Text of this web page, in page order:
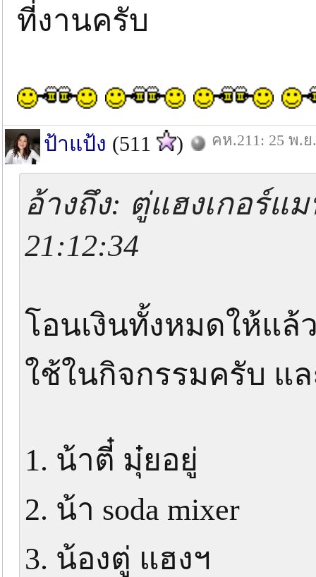
ที่งานครับ
ป้าแป้ง (511 ) คห.211: 25 พ.ย
อ้างถึง: ตู่แฮงเกอร์แม
21:12:34
โอนเงินทั้งหมดให้แล้
ใช้ในกิจกรรมครับ แ
1. น้าตี๋ มุ๋ยอยู่
2. น้า soda mixer
3. น้องตู่ แฮงฯ